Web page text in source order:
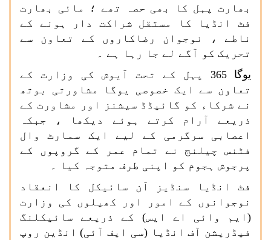
بھارت پہل کا بھی حصہ تھے ؛ مائی بھارت
فٹ انڈیا کا مستقل شراکت دار ہونے کے
ناطے ، نوجوان رضاکاروں کے تعاون سے
تحریک کو آگے لے جا رہا ہے ۔
یوگا 365 پہل کے تحت آیوش کی وزارت کے
تعاون سے ایک خصوصی یوگا مشاورتی بوتھ
نے شرکاء کو گائیڈڈ سیشنز اور مشاورت کے
ذریعے آرام کرتے ہوئے دیکھا ، جبکہ
اعصابی سرگرمی کے لیے ایک سمارٹ وال
فٹنس چیلنج نے تمام عمر کے گروپوں کے
پرجوش ہجوم کو اپنی طرف متوجہ کیا ۔
فٹ انڈیا سنڈیز آن سائیکل کا انعقاد
نوجوانوں کے امور اور کھیلوں کی وزارت
(ایم وائی اے ایس) کے ذریعے سائیکلنگ
فیڈریشن آف انڈیا (سی ایف آئی) انڈین روپ